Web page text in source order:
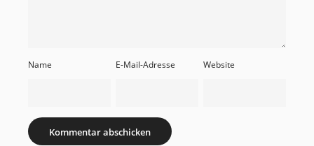
Name E-Mail-Adresse Website